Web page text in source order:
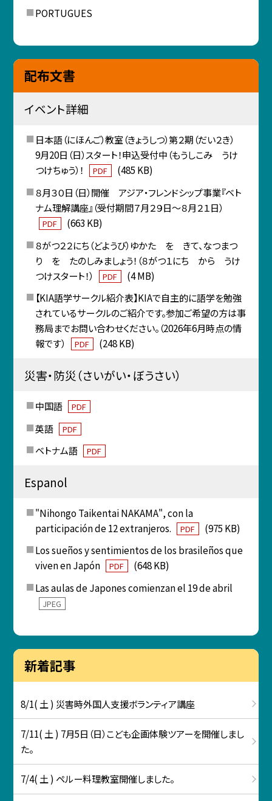
PORTUGUES
配布文書
イベント詳細
日本語（にほんご）教室（きょうしつ）第２期（だい２き）
9月20日（日）スタート！申込受付中（もうしこみ うけ
つけちゅう）！
PDF
(485 KB)
８月３０日（日）開催 アジア・フレンドシップ事業『ベト
ナム理解講座』（受付期間７月２９日～８月２１日）
PDF
(663 KB)
８がつ２２にち（どようび）ゆかた を きて、なつまつ
り を たのしみましょう！（８がつ１にち から うけ
つけスタート！）
PDF
(4 MB)
【KIA語学サークル紹介表】KIAで自主的に語学を勉強
されているサークルのご紹介です。参加ご希望の方は事
務局までお問い合わせください。（2026年6月時点の情
報です）
PDF (248 KB)
災害・防災（さいがい・ぼうさい）
中国語 PDF
英語 PDF
ベトナム語 PDF
Espanol
"Nihongo Taikentai NAKAMA", con la
participación de 12 extranjeros.
PDF
(975 KB)
Los sueños y sentimientos de los brasileños que
viven en Japón
PDF
(648 KB)
Las aulas de Japones comienzan el 19 de abril
JPEG
新着記事
8/1( 土 ) 災害時外国人支援ボランティア講座
7/11( 土 ) 7月5日（日）こども企画体験ツアーを開催しまし
た。
7/4( 土 ) ペルー料理教室開催しました。